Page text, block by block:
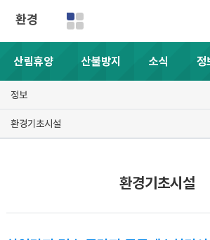
환경
산림휴양 산불방지 소식 정
정보
환경기초시설
환경기초시설